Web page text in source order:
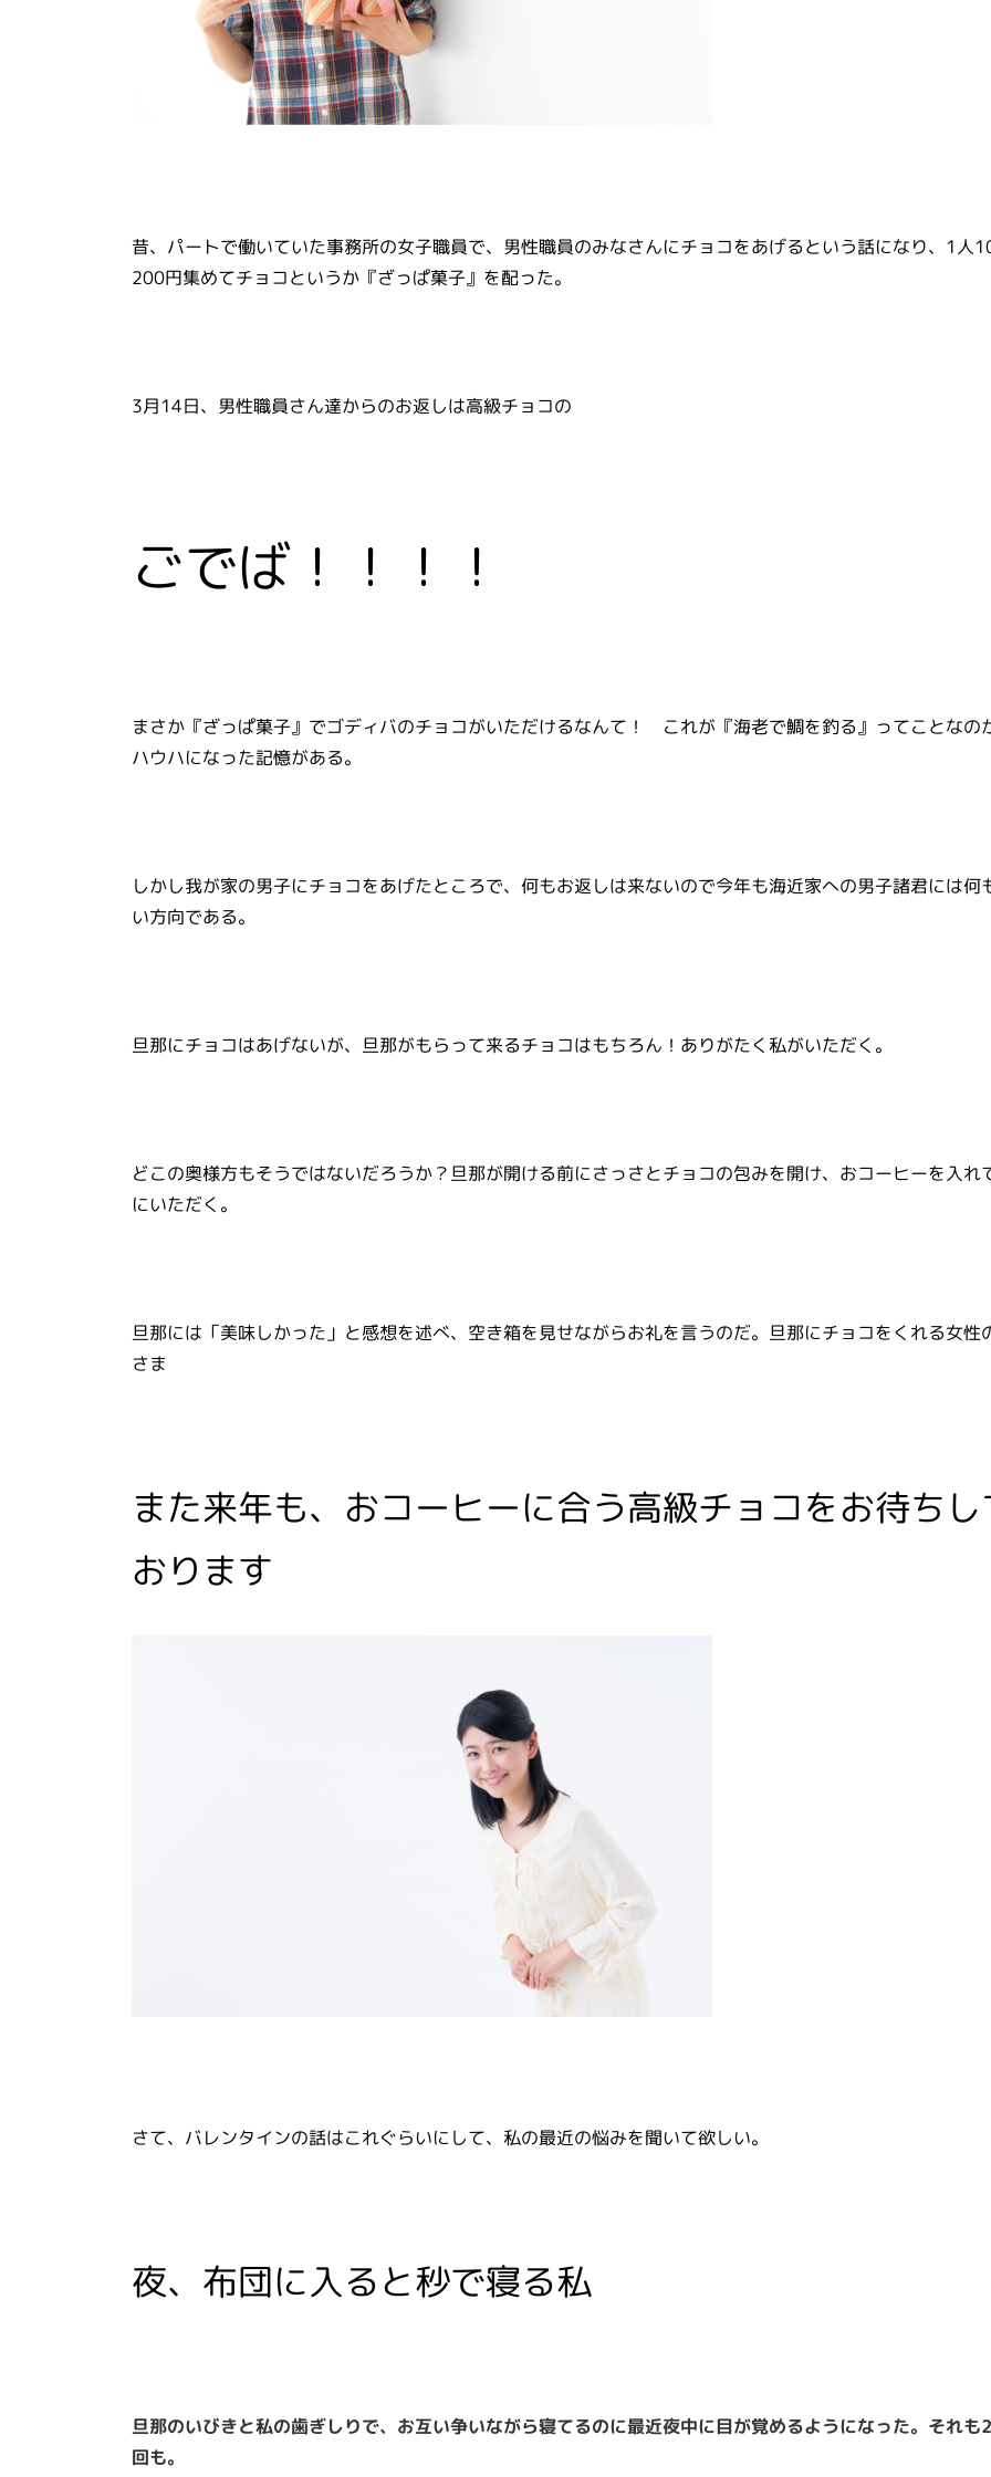
昔、パートで働いていた事務所の女子職員で、男性職員のみなさんにチョコをあげるという話になり、1人
200円集めてチョコというか『ざっぱ菓子』を配った。
3月14日、男性職員さん達からのお返しは高級チョコの
ごでば！！！！
まさか『ざっぱ菓子』でゴディバのチョコがいただけるなんて！ これが『海老で鯛を釣る』ってことなの
ハウハになった記憶がある。
しかし我が家の男子にチョコをあげたところで、何もお返しは来ないので今年も海近家への男子諸君には何
い方向である。
旦那にチョコはあげないが、旦那がもらって来るチョコはもちろん！ありがたく私がいただく。
どこの奥様方もそうではないだろうか？旦那が開ける前にさっさとチョコの包みを開け、おコーヒーを入れ
にいただく。
旦那には「美味しかった」と感想を述べ、空き箱を見せながらお礼を言うのだ。旦那にチョコをくれる女性
さま
また来年も、おコーヒーに合う高級チョコをお待ちし
おります
さて、バレンタインの話はこれぐらいにして、私の最近の悩みを聞いて欲しい。
夜、布団に入ると秒で寝る私
旦那のいびきと私の歯ぎしりで、お互い争いながら寝てるのに最近夜中に目が覚めるようになった。それも
回も。